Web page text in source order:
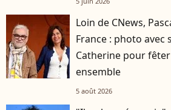
Loin de CNews,
France : photo avec
Catherine pour
ensemble
5 août 2026